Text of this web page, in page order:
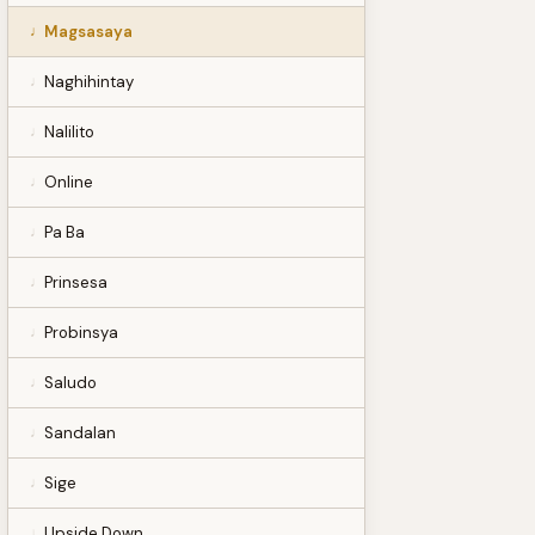
Magsasaya
Naghihintay
Nalilito
Online
Pa Ba
Prinsesa
Probinsya
Saludo
Sandalan
Sige